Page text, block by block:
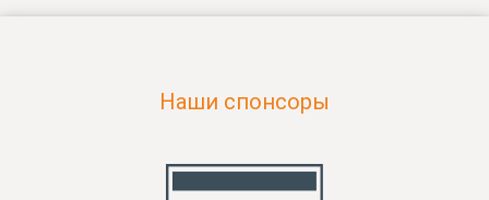
Наши спонсоры